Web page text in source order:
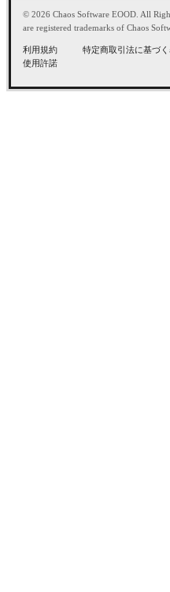
© 2026 Chaos Software EOOD. All
are registered trademarks of Chaos
利用規約 特定商取引法に基づ
使用許諾